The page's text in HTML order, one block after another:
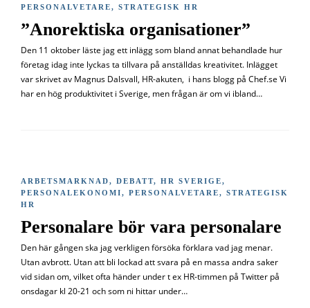
PERSONALVETARE, STRATEGISK HR
”Anorektiska organisationer”
Den 11 oktober läste jag ett inlägg som bland annat behandlade hur
företag idag inte lyckas ta tillvara på anställdas kreativitet. Inlägget
var skrivet av Magnus Dalsvall, HR-akuten, i hans blogg på Chef.se Vi
har en hög produktivitet i Sverige, men frågan är om vi ibland…
ARBETSMARKNAD, DEBATT, HR SVERIGE,
PERSONALEKONOMI, PERSONALVETARE, STRATEGISK
HR
Personalare bör vara personalare
Den här gången ska jag verkligen försöka förklara vad jag menar.
Utan avbrott. Utan att bli lockad att svara på en massa andra saker
vid sidan om, vilket ofta händer under t ex HR-timmen på Twitter på
onsdagar kl 20-21 och som ni hittar under…